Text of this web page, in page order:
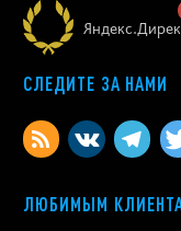
СЛЕДИТЕ ЗА НАМИ
ЛЮБИМЫМ